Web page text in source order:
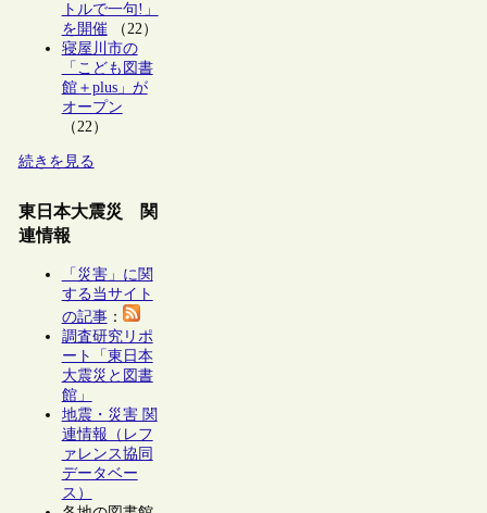
トルで一句!」
を開催（22）
寝屋川市の
「こども図書
館＋plus」が
オープン
（22）
続きを見る
東日本大震災 関
連情報
「災害」に関
する当サイト
の記事：
調査研究リポ
ート「東日本
大震災と図書
館」
地震・災害 関
連情報（レフ
ァレンス協同
データベー
ス）